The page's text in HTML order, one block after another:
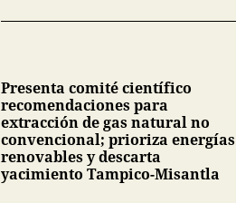
Presenta comité científico
recomendaciones para
extracción de gas natural no
convencional; prioriza energías
renovables y descarta
yacimiento Tampico-Misantla